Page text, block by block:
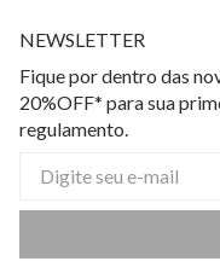
NEWSLETTER
Fique por dentro das
20%OFF* para sua
regulamento.